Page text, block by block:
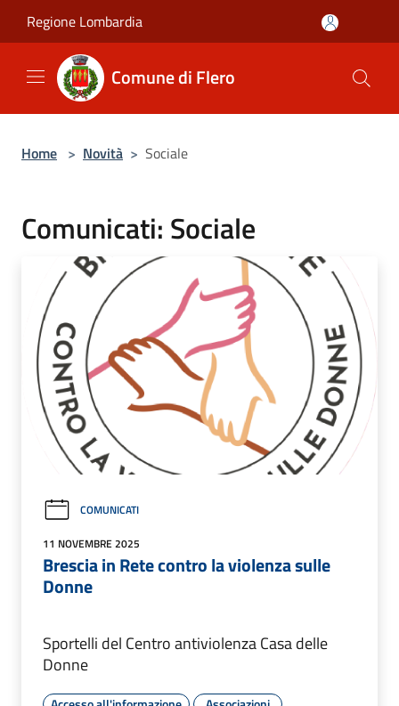
Regione Lombardia
Comune di Flero
Home > Novità > Sociale
Comunicati: Sociale
COMUNICATI
11 NOVEMBRE 2025
Brescia in Rete contro la violenza sulle
Donne
Sportelli del Centro antiviolenza Casa delle
Donne